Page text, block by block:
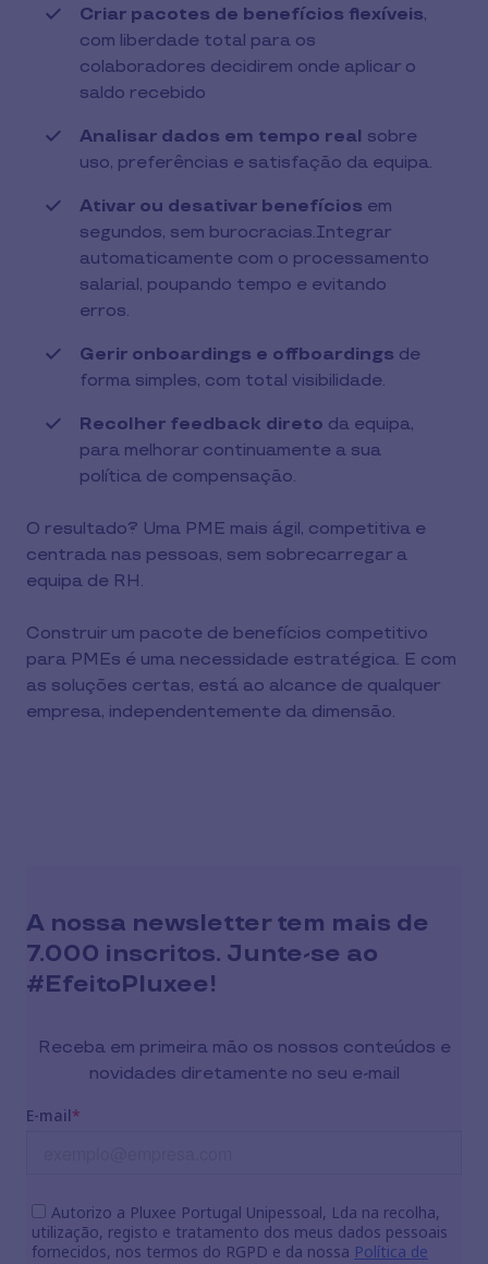
Criar pacotes de benefícios flexíveis,
com liberdade total para os
colaboradores decidirem onde aplicar o
saldo recebido
Analisar dados em tempo real sobre
uso, preferências e satisfação da equipa.
Ativar ou desativar benefícios em
segundos, sem burocracias.Integrar
automaticamente com o processamento
salarial, poupando tempo e evitando
erros.
Gerir onboardings e offboardings de
forma simples, com total visibilidade.
Recolher feedback direto da equipa,
para melhorar continuamente a sua
política de compensação.
O resultado? Uma PME mais ágil, competitiva e
centrada nas pessoas, sem sobrecarregar a
equipa de RH.
Construir um pacote de benefícios competitivo
para PMEs é uma necessidade estratégica. E com
as soluções certas, está ao alcance de qualquer
empresa, independentemente da dimensão.
A nossa newsletter tem mais de
7.000 inscritos. Junte-se ao
#EfeitoPluxee!
Receba em primeira mão os nossos conteúdos e
novidades diretamente no seu e-mail